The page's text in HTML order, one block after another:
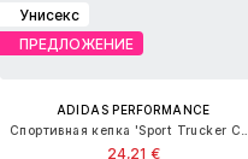
Унисекс
ПРЕДЛОЖЕНИЕ
ADIDAS PERFORMANCE
24,21 €